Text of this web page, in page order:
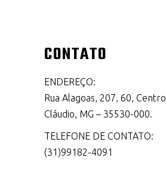
CONTATO
ENDEREÇO:
Rua Alagoas, 207, 60, Centro
Cláudio, MG – 35530-000.
TELEFONE DE CONTATO:
(31)99182-4091